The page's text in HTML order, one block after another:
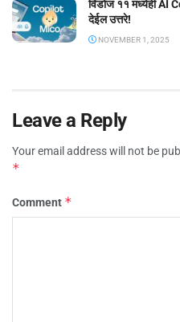
विंडोज ११ मध्येही AI
देईल उत्तरे!
NOVEMBER 1, 2025
Leave a Reply
Your email address will not be
*
Comment *